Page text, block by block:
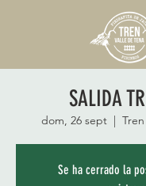
SALIDA
dom, 26 sept
  |
Se ha cerrado la